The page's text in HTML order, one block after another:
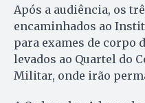
Após a audiência, os
encaminhados ao
para exames de corpo
levados ao Quartel do
Militar, onde irão